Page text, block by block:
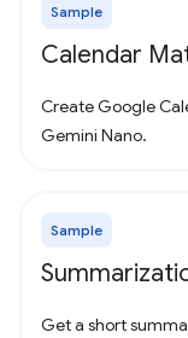
Sample
Calendar
Create Google
Gemini Nano.
Sample
Get a short